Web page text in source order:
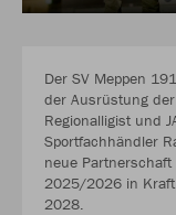
Der SV Meppen
der Ausrüstung
Regionalligist und
Sportfachhändler
neue
2025/2026 in
2028.